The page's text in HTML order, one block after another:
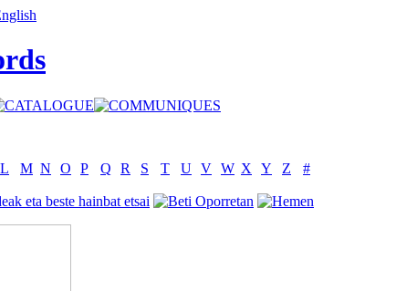
L M N O P Q R S T U V W X Y Z
#